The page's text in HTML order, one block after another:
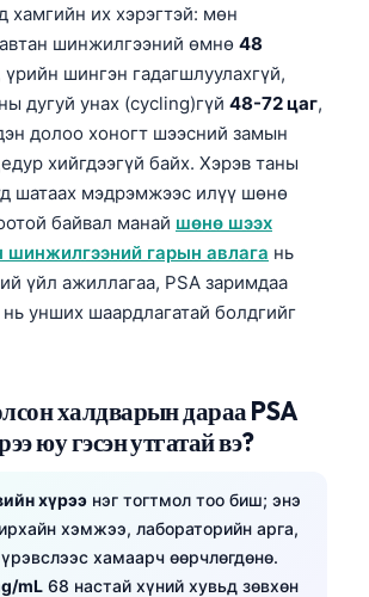
хамгийн их хэрэгтэй: мөн
шинжилгээний өмнө 48
үрийн шингэн гадагшлуулахгүй,
дугуй унах (cycling)гүй 48-72 цаг,
долоо хоногт шээсний замын
хийгдээгүй байх. Хэрэв таны
шатаах мэдрэмжээс илүү шөнө
байвал манай шөнө шээх
шинжилгээний гарын авлага нь
үйл ажиллагаа, PSA заримдаа
нь унших шаардлагатай болдгийг
халдварын дараа PSA
юу гэсэн утгатай вэ?
хүрээ нэг тогтмол тоо биш; энэ
хэмжээ, лабораторийн арга,
хамаарч өөрчлөгдөнө.
mL 68 настай хүний хувьд зөвхөн